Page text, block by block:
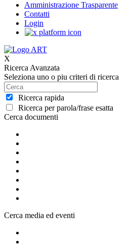
Amministrazione Trasparente
Contatti
Login
X
Ricerca Avanzata
Seleziona uno o piu criteri di ricerca
Ricerca rapida
Ricerca per parola/frase esatta
Cerca documenti
Cerca media ed eventi